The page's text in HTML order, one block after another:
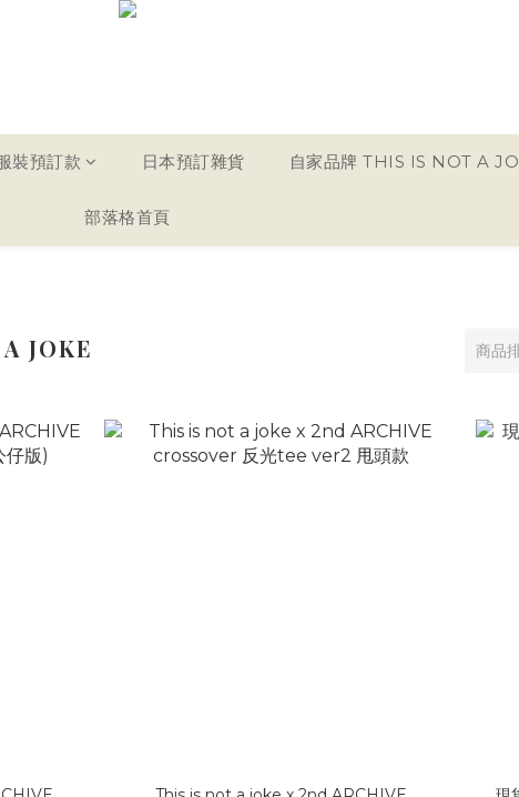
裝預訂款 日本預訂雜貨 自家品牌 THIS IS NOT A
部落格首頁
JOKE 商品